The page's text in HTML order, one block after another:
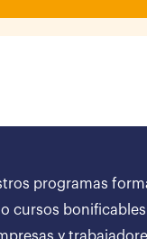
programas
cursos bonificables